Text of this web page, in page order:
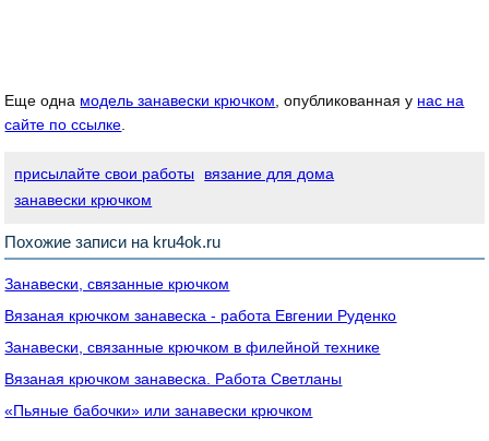
Еще одна модель занавески крючком , опубликованная у нас на
сайте по ссылке
присылайте свои работы
вязание для дома
занавески крючком
Похожие записи на kru4ok.ru
Занавески, связанные крючком
Вязаная крючком занавеска - работа Евгении Руденко
Занавески, связанные крючком в филейной технике
Вязаная крючком занавеска. Работа Светланы
«Пьяные бабочки» или занавески крючком